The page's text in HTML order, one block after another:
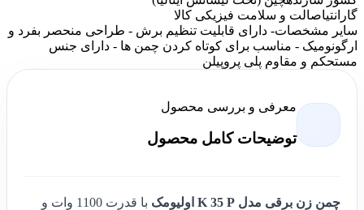
گارانتیاصالت و سلامت فیزیکی کالا
سایر مشخصات- دارای قابلیت تنظیم برش - طراحی منحصر بفرد و
ارگونومیک - مناسب برای کوتاه کردن چمن ها - دارای جنس
مستحکم و مقاوم پلی پروپیلن
معرفی و بررسی محصول
توضیحات کامل محصول
چمن زن برقی مدل K 35 P اولیومک
با قدرت 1100 وات و